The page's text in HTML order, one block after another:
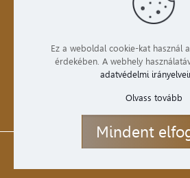
Termékek
Szolgáltatások
WEB and SEO Kft.2023
Ez a weboldal cookie-kat használ
érdekében. A webhely
adatvédelmi
Olvass tovább
Mindent